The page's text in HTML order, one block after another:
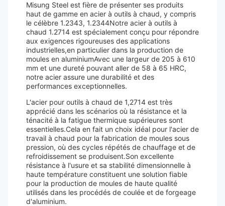
Misung Steel est fière de présenter ses produits
haut de gamme en acier à outils à chaud, y compris
le célèbre 1.2343, 1.2344Notre acier à outils à
chaud 1.2714 est spécialement conçu pour répondre
aux exigences rigoureuses des applications
industrielles,en particulier dans la production de
moules en aluminiumAvec une largeur de 205 à 610
mm et une dureté pouvant aller de 58 à 65 HRC,
notre acier assure une durabilité et des
performances exceptionnelles.
L'acier pour outils à chaud de 1,2714 est très
apprécié dans les scénarios où la résistance et la
ténacité à la fatigue thermique supérieures sont
essentielles.Cela en fait un choix idéal pour l'acier de
travail à chaud pour la fabrication de moules sous
pression, où des cycles répétés de chauffage et de
refroidissement se produisent.Son excellente
résistance à l'usure et sa stabilité dimensionnelle à
haute température constituent une solution fiable
pour la production de moules de haute qualité
utilisés dans les procédés de coulée et de forgeage
d'aluminium.